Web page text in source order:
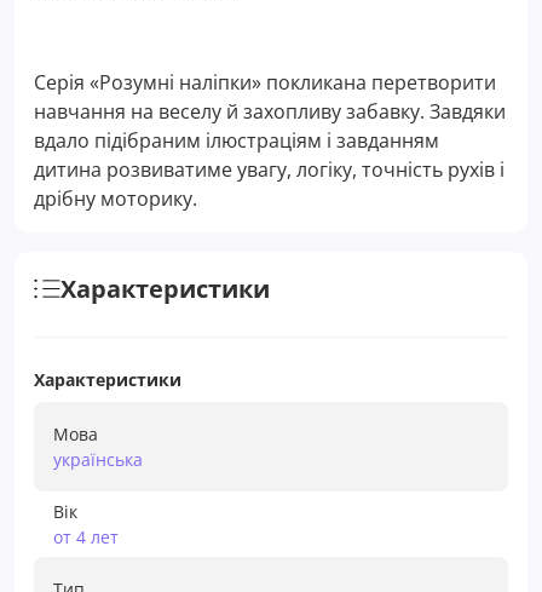
Серія «Розумні наліпки» покликана перетворити
навчання на веселу й захопливу забавку. Завдяки
вдало підібраним ілюстраціям і завданням
дитина розвиватиме увагу, логіку, точність рухів і
дрібну моторику.
Характеристики
Характеристики
Мова
українська
Вік
от 4 лет